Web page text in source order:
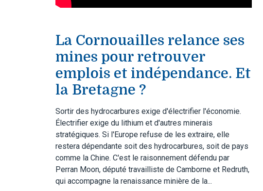
La Cornouailles relance ses
mines pour retrouver
emplois et indépendance. Et
la Bretagne ?
Sortir des hydrocarbures exige d'électrifier l'économie.
Électrifier exige du lithium et d'autres minerais
stratégiques. Si l'Europe refuse de les extraire, elle
restera dépendante soit des hydrocarbures, soit de pays
comme la Chine. C'est le raisonnement défendu par
Perran Moon, député travailliste de Camborne et Redruth,
qui accompagne la renaissance minière de la...